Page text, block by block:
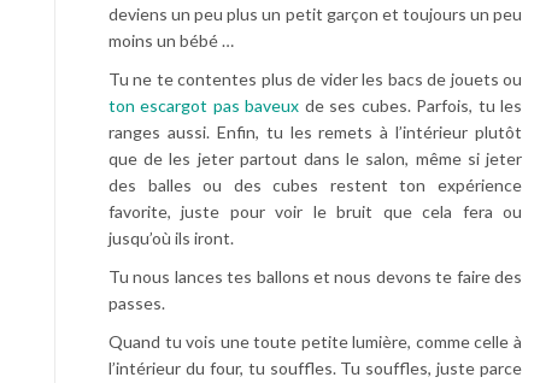
deviens un peu plus un petit garçon et toujours un peu
moins un bébé …
Tu ne te contentes plus de vider les bacs de jouets ou
ton escargot pas baveux de ses cubes. Parfois, tu les
ranges aussi. Enfin, tu les remets à l’intérieur plutôt
que de les jeter partout dans le salon, même si jeter
des balles ou des cubes restent ton expérience
favorite, juste pour voir le bruit que cela fera ou
jusqu’où ils iront.
Tu nous lances tes ballons et nous devons te faire des
passes.
Quand tu vois une toute petite lumière, comme celle à
l’intérieur du four, tu souffles. Tu souffles, juste parce